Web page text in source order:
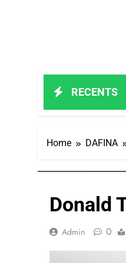
RECENTS
5
Home DAFINA
Donald
Admin 0